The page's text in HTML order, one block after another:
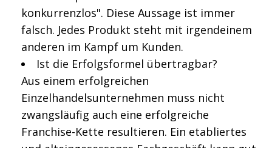
konkurrenzlos". Diese Aussage ist immer
falsch. Jedes Produkt steht mit irgendeinem
anderen im Kampf um Kunden.
Ist die Erfolgsformel übertragbar?
Aus einem erfolgreichen
Einzelhandelsunternehmen muss nicht
zwangsläufig auch eine erfolgreiche
Franchise-Kette resultieren. Ein etabliertes